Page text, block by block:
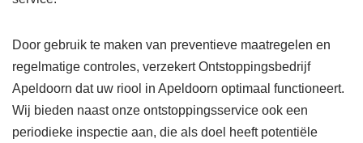
Door gebruik te maken van preventieve maatregelen en
regelmatige controles, verzekert Ontstoppingsbedrijf
Apeldoorn dat uw riool in Apeldoorn optimaal functioneert.
Wij bieden naast onze ontstoppingsservice ook een
periodieke inspectie aan, die als doel heeft potentiële